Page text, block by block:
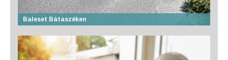
Baleset Bátaszéken